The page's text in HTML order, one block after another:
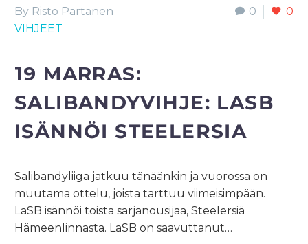
0 0
By Risto Partanen
VIHJEET
19 MARRAS:
SALIBANDYVIHJE: LASB
ISÄNNÖI STEELERSIA
Salibandyliiga jatkuu tänäänkin ja vuorossa on
muutama ottelu, joista tarttuu viimeisimpään.
LaSB isännöi toista sarjanousijaa, Steelersiä
Hämeenlinnasta. LaSB on saavuttanut…